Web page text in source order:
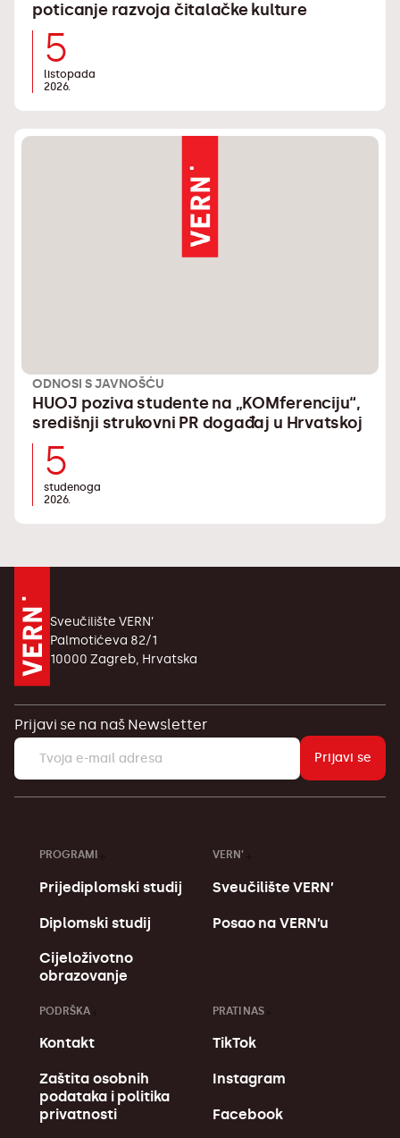
poticanje razvoja čitalačke kulture
5
listopada
2026.
ODNOSI S JAVNOŠĆU
HUOJ poziva studente na „KOMferenciju“,
središnji strukovni PR događaj u Hrvatskoj
5
studenoga
2026.
Sveučilište VERN’
Palmotićeva 82/1
10000 Zagreb, Hrvatska
Prijavi se na naš Newsletter
Prijavi se
PROGRAMI
Prijediplomski studij
Diplomski studij
Cijeloživotno
obrazovanje
VERN’
Sveučilište VERN’
Posao na VERN’u
PODRŠKA
Kontakt
Zaštita osobnih
podataka i politika
privatnosti
PRATI NAS
TikTok
Instagram
Facebook